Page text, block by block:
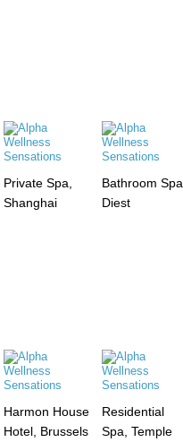
Private Spa,
Shanghai
Bathroom Spa,
Diest
Harmon House
Hotel, Brussels
Residential
Spa, Temple